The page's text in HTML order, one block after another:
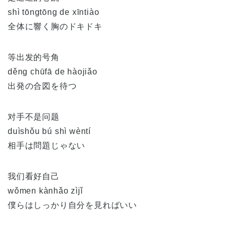
shì tōngtōng de xīntiào
全体に響く胸のドキドキ
等出发的号角
děng chūfā de hàojiǎo
出発の合図を待つ
对手不是问题
duìshǒu bú shì wèntí
相手は問題じゃない
我们看好自己
wǒmen kànhǎo zìjǐ
僕らはしっかり自分を見ればいい